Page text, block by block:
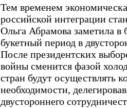
Тем временем
российской интеграции
Ольга Абрамова заметила
букетный период в
После президентских
войны сменится фазой
стран будут осуществлять
необходимости,
двустороннего